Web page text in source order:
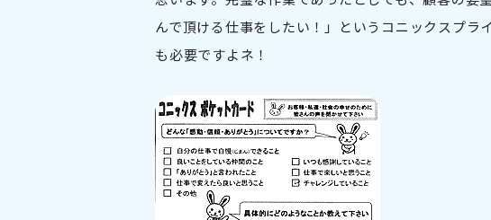
んで頂ける仕事をしたい！」というコニックスプ
も必要ですよネ！